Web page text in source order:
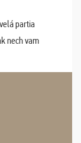
partia
nech vam
...